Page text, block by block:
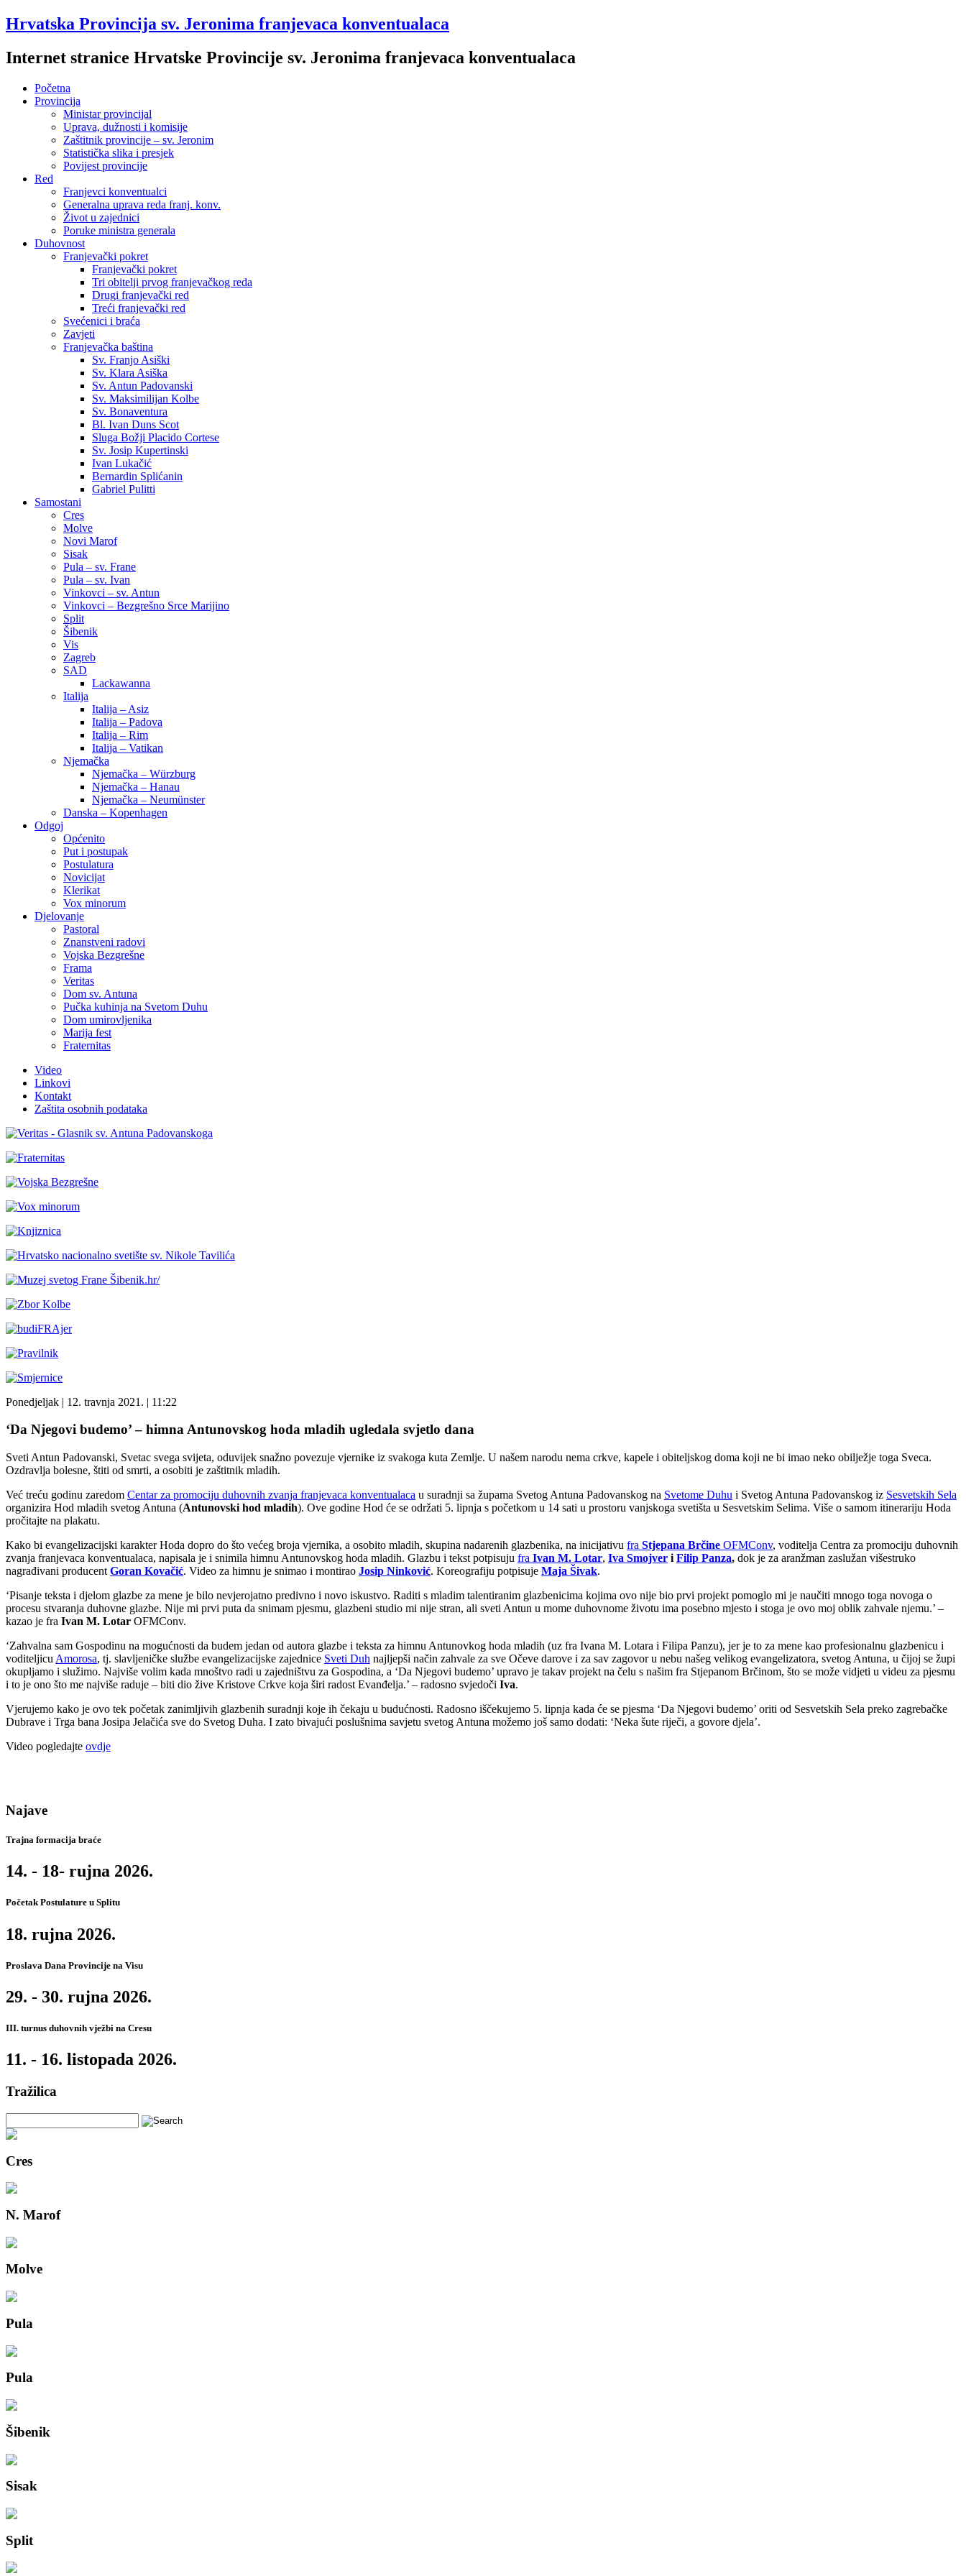
Hrvatska Provincija sv. Jeronima franjevaca konventualaca
Internet stranice Hrvatske Provincije sv. Jeronima franjevaca konventualaca
Početna
Provincija
Ministar provincijal
Uprava, dužnosti i komisije
Zaštitnik provincije – sv. Jeronim
Statistička slika i presjek
Povijest provincije
Red
Franjevci konventualci
Generalna uprava reda franj. konv.
Život u zajednici
Poruke ministra generala
Duhovnost
Franjevački pokret
Franjevački pokret
Tri obitelji prvog franjevačkog reda
Drugi franjevački red
Treći franjevački red
Svećenici i braća
Zavjeti
Franjevačka baština
Sv. Franjo Asiški
Sv. Klara Asiška
Sv. Antun Padovanski
Sv. Maksimilijan Kolbe
Sv. Bonaventura
Bl. Ivan Duns Scot
Sluga Božji Placido Cortese
Sv. Josip Kupertinski
Ivan Lukačić
Bernardin Splićanin
Gabriel Pulitti
Samostani
Cres
Molve
Novi Marof
Sisak
Pula – sv. Frane
Pula – sv. Ivan
Vinkovci – sv. Antun
Vinkovci – Bezgrešno Srce Marijino
Split
Šibenik
Vis
Zagreb
SAD
Lackawanna
Italija
Italija – Asiz
Italija – Padova
Italija – Rim
Italija – Vatikan
Njemačka
Njemačka – Würzburg
Njemačka – Hanau
Njemačka – Neumünster
Danska – Kopenhagen
Odgoj
Općenito
Put i postupak
Postulatura
Novicijat
Klerikat
Vox minorum
Djelovanje
Pastoral
Znanstveni radovi
Vojska Bezgrešne
Frama
Veritas
Dom sv. Antuna
Pučka kuhinja na Svetom Duhu
Dom umirovljenika
Marija fest
Fraternitas
Video
Linkovi
Kontakt
Zaštita osobnih podataka
Ponedjeljak | 12. travnja 2021. | 11:22
‘Da Njegovi budemo’ – himna Antunovskog hoda mladih ugledala svjetlo dana
Sveti Antun Padovanski, Svetac svega svijeta, oduvijek snažno povezuje vjernike iz svakoga kuta Zemlje. U našem narodu nema crkve, kapele i obiteljskog doma koji ne bi imao neko obilježje toga Sveca.
Ozdravlja bolesne, štiti od smrti, a osobiti je zaštitnik mladih.
Već treću godinu zaredom Centar za promociju duhovnih zvanja franjevaca konventualaca u suradnji sa župama Svetog Antuna Padovanskog na Svetome Duhu i Svetog Antuna Padovanskog iz Sesvetskih Sela
organizira Hod mladih svetog Antuna (Antunovski hod mladih). Ove godine Hod će se održati 5. lipnja s početkom u 14 sati u prostoru vanjskoga svetišta u Sesvetskim Selima. Više o samom itinerariju Hoda
pročitajte na plakatu.
Kako bi evangelizacijski karakter Hoda dopro do što većeg broja vjernika, a osobito mladih, skupina nadarenih glazbenika, na inicijativu fra Stjepana Brčine OFMConv, voditelja Centra za promociju duhovnih
zvanja franjevaca konventualaca, napisala je i snimila himnu Antunovskog hoda mladih. Glazbu i tekst potpisuju fra Ivan M. Lotar, Iva Smojver i Filip Panza, dok je za aranžman zaslužan višestruko
nagrađivani producent Goran Kovačić. Video za himnu je snimao i montirao Josip Ninković. Koreografiju potpisuje Maja Šivak.
‘Pisanje teksta i djelom glazbe za mene je bilo nevjerojatno predivno i novo iskustvo. Raditi s mladim talentiranim glazbenicima kojima ovo nije bio prvi projekt pomoglo mi je naučiti mnogo toga novoga o
procesu stvaranja duhovne glazbe. Nije mi prvi puta da snimam pjesmu, glazbeni studio mi nije stran, ali sveti Antun u mome duhovnome životu ima posebno mjesto i stoga je ovo moj oblik zahvale njemu.’ –
kazao je fra Ivan M. Lotar OFMConv.
‘Zahvalna sam Gospodinu na mogućnosti da budem jedan od autora glazbe i teksta za himnu Antunovkog hoda mladih (uz fra Ivana M. Lotara i Filipa Panzu), jer je to za mene kao profesionalnu glazbenicu i
voditeljicu Amorosa, tj. slavljeničke službe evangelizacijske zajednice Sveti Duh najljepši način zahvale za sve Očeve darove i za sav zagovor u nebu našeg velikog evangelizatora, svetog Antuna, u čijoj se župi
okupljamo i služimo. Najviše volim kada mnoštvo radi u zajedništvu za Gospodina, a ‘Da Njegovi budemo’ upravo je takav projekt na čelu s našim fra Stjepanom Brčinom, što se može vidjeti u videu za pjesmu
i to je ono što me najviše raduje – biti dio žive Kristove Crkve koja širi radost Evanđelja.’ – radosno svjedoči Iva.
Vjerujemo kako je ovo tek početak zanimljivih glazbenih suradnji koje ih čekaju u budućnosti. Radosno iščekujemo 5. lipnja kada će se pjesma ‘Da Njegovi budemo’ oriti od Sesvetskih Sela preko zagrebačke
Dubrave i Trga bana Josipa Jelačića sve do Svetog Duha. I zato bivajući poslušnima savjetu svetog Antuna možemo još samo dodati: ‘Neka šute riječi, a govore djela’.
Video pogledajte ovdje
Najave
Trajna formacija braće
14. - 18- rujna 2026.
Početak Postulature u Splitu
18. rujna 2026.
Proslava Dana Provincije na Visu
29. - 30. rujna 2026.
III. turnus duhovnih vježbi na Cresu
11. - 16. listopada 2026.
Tražilica
Cres
N. Marof
Molve
Pula
Pula
Šibenik
Sisak
Split